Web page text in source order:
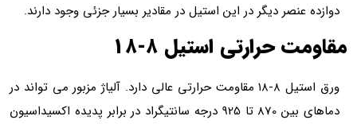
دوازده عنصر دیگر در این استیل در مقادیر بسیار جزئی وجود دارند.
مقاومت حرارتی استیل ۸-۱۸
ورق استیل ۸-۱۸ مقاومت حرارتی عالی دارد. آلیاژ مزبور می تواند در
دماهای بین 870 تا 925 درجه سانتیگراد در برابر پدیده اکسیداسیون